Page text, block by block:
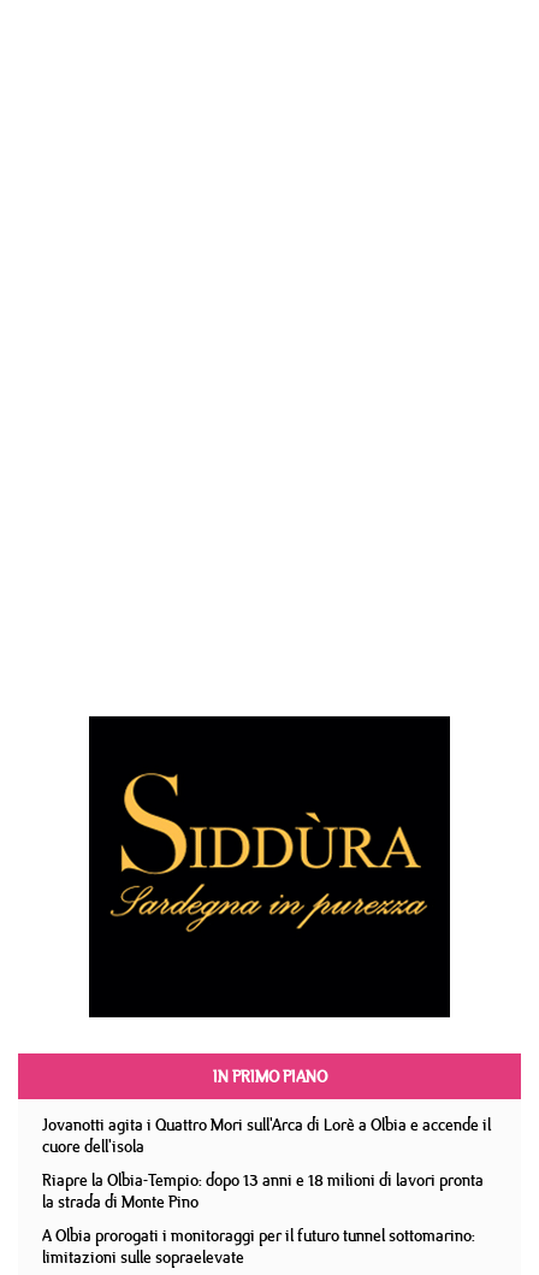
IN PRIMO PIANO
Jovanotti agita i Quattro Mori sull'Arca di Lorè a Olbia e accende il
cuore dell'isola
Riapre la Olbia-Tempio: dopo 13 anni e 18 milioni di lavori pronta
la strada di Monte Pino
A Olbia prorogati i monitoraggi per il futuro tunnel sottomarino:
limitazioni sulle sopraelevate